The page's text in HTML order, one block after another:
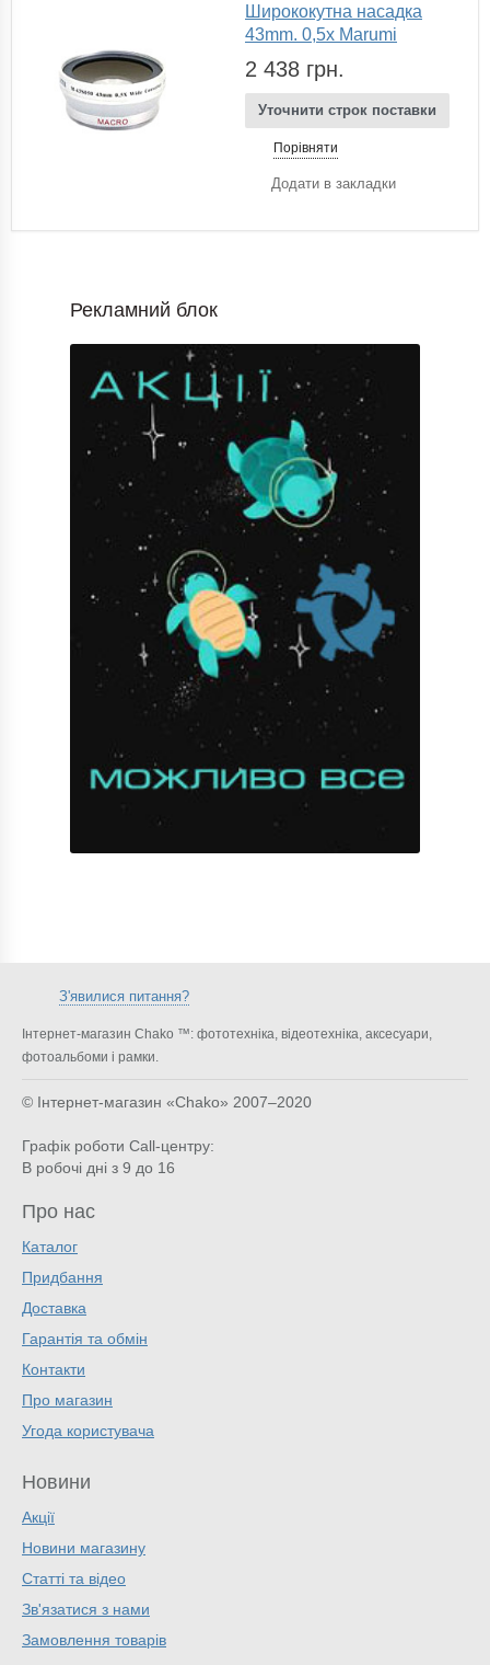
Ширококутна насадка
43mm. 0,5х Marumi
2 438 грн.
Уточнити строк поставки
Порівняти
Додати в закладки
Рекламний блок
З'явилися питання?
Інтернет-магазин Chako ™: фототехніка, відеотехніка, аксесуари,
фотоальбоми і рамки.
© Інтернет-магазин «Chako» 2007–2020
Графік роботи Call-центру:
В робочі дні з 9 до 16
Про нас
Каталог
Придбання
Доставка
Гарантія та обмін
Контакти
Про магазин
Угода користувача
Новини
Акції
Новини магазину
Статті та відео
Зв'язатися з нами
Замовлення товарів